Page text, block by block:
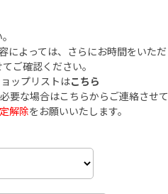
よっては、さらにお時間をいた
ご確認ください。
ップリストはこちら
な場合はこちらからご連絡させ
解除をお願いいたします。